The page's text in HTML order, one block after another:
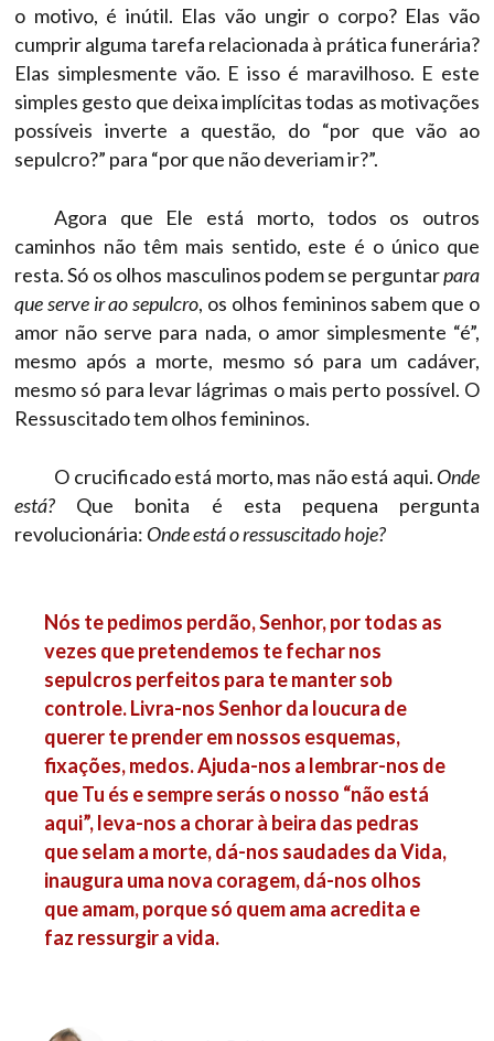
o motivo, é inútil. Elas vão ungir o corpo? Elas vão
cumprir alguma tarefa relacionada à prática funerária?
Elas simplesmente vão. E isso é maravilhoso. E este
simples gesto que deixa implícitas todas as motivações
possíveis inverte a questão, do “por que vão ao
sepulcro?” para “por que não deveriam ir?”.
Agora que Ele está morto, todos os outros
caminhos não têm mais sentido, este é o único que
resta. Só os olhos masculinos podem se perguntarpara
que serve ir ao sepulcro, os olhos femininos sabem que o
amor não serve para nada, o amor simplesmente “é”,
mesmo após a morte, mesmo só para um cadáver,
mesmo só para levar lágrimas o mais perto possível. O
Ressuscitado tem olhos femininos.
O crucificado está morto, mas não está aqui. Onde
está? Que bonita é esta pequena pergunta
revolucionária: Onde está o ressuscitado hoje?
Nós te pedimos perdão, Senhor, por todas as
vezes que pretendemos te fechar nos
sepulcros perfeitos para te manter sob
controle. Livra-nos Senhor da loucura de
querer te prender em nossos esquemas,
fixações, medos. Ajuda-nos a lembrar-nos de
que Tu és e sempre serás o nosso “não está
aqui”, leva-nos a chorar à beira das pedras
que selam a morte, dá-nos saudades da Vida,
inaugura uma nova coragem, dá-nos olhos
que amam, porque só quem ama acredita e
faz ressurgir a vida.